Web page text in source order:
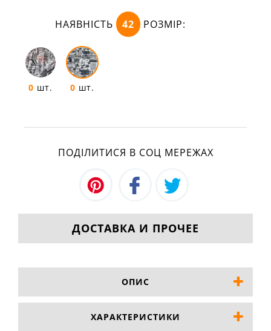
НАЯВНІСТЬ 42 РОЗМІР:
0 шт. 0 шт.
ПОДІЛИТИСЯ В СОЦ МЕРЕЖАХ
ДОСТАВКА И ПРОЧЕЕ
ОПИС
ХАРАКТЕРИСТИКИ